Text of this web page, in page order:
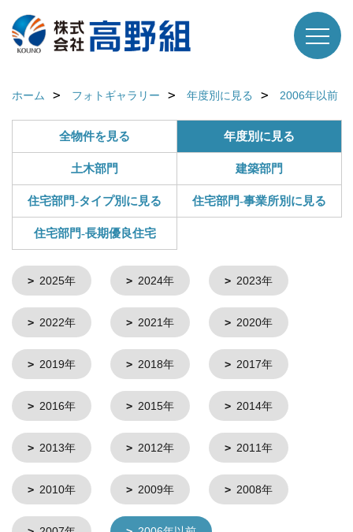
ホーム フォトギャラリー 年度別に見る 2006年以前
全物件を見る 年度別に見る
土木部門 建築部門
住宅部門-タイプ別に見る 住宅部門-事業所別に見る
住宅部門-長期優良住宅
2025年 2024年 2023年
2022年 2021年 2020年
2019年 2018年 2017年
2016年 2015年 2014年
2013年 2012年 2011年
2010年 2009年 2008年